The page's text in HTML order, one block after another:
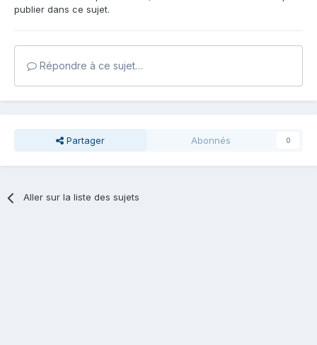
publier dans ce sujet.
Répondre à ce sujet…
Partager Abonnés 0
Aller sur la liste des sujets